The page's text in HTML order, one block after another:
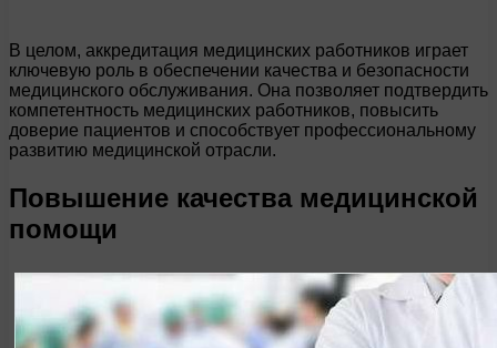
В целом, аккредитация медицинских работников играет
ключевую роль в обеспечении качества и безопасности
медицинского обслуживания. Она позволяет подтвердить
компетентность медицинских работников, повысить
доверие пациентов и способствует профессиональному
развитию медицинской отрасли.
Повышение качества медицинской
помощи